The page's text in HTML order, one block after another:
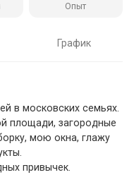
Опыт
График
в московских семьях.
площади, загородные
мою окна, глажу
привычек.